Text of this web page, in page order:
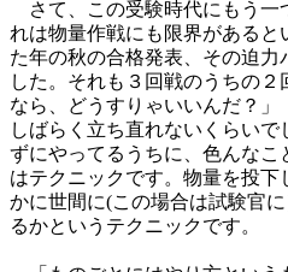
さて、この受験時代にもう一
れは物量作戦にも限界があると
た年の秋の合格発表、その迫
した。それも３回戦のうちの２
なら、どうすりゃいいんだ？」
しばらく立ち直れないくらい
ずにやってるうちに、色んな
はテクニックです。物量を投
かに世間に(この場合は試験官
るかというテクニックです。